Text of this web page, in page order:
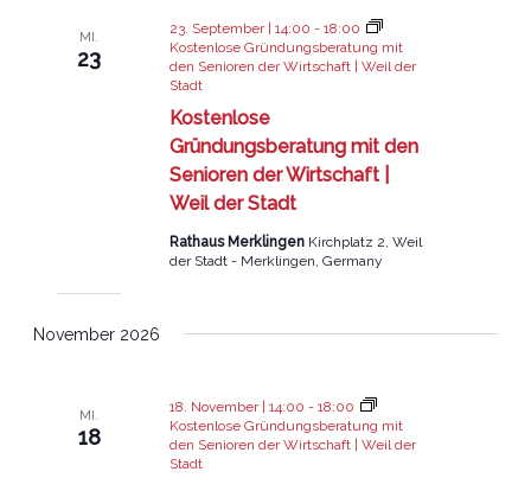
MI.
23
Kostenlose
Gründungsberatung mit den
Senioren der Wirtschaft |
Weil der Stadt
23. September | 14:00 -18:00
Kostenlose Gründungsberatung mit
den Senioren der Wirtschaft | Weil der
Stadt
Rathaus Merklingen Kirchplatz 2, Weil
der Stadt - Merklingen, Germany
November 2026
MI.
18
18. November | 14:00 -18:00
Kostenlose Gründungsberatung mit
den Senioren der Wirtschaft | Weil der
Stadt